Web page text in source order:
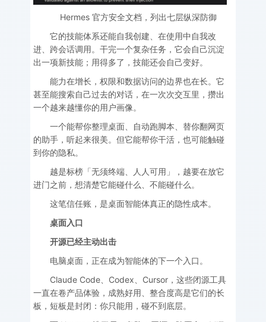
Hermes 官方安全文档，列出七层纵深防御
它的技能体系还能自我创建、在使用中自我改
进、跨会话调用。干完一个复杂任务，它会自己沉淀
出一项新技能；用得多了，技能还会自己变好。
能力在增长，权限和数据访问的边界也在长。它
甚至能搜索自己过去的对话，在一次次交互里，攒出
一个越来越懂你的用户画像。
一个能帮你整理桌面、自动跑脚本、替你翻网页
的助手，听起来很美。但它能帮你干活，也可能触碰
到你的隐私。
越是标榜「无须终端、人人可用」，越要在放它
进门之前，想清楚它能碰什么、不能碰什么。
这笔信任账，是桌面智能体真正的隐性成本。
桌面入口
开源已经主动出击
电脑桌面，正在成为智能体的下一个入口。
Claude Code、Codex、Cursor，这些闭源工具
一直在卷产品体验，成熟好用、整合度高是它们的长
板，短板是封闭：你只能用，碰不到底层。